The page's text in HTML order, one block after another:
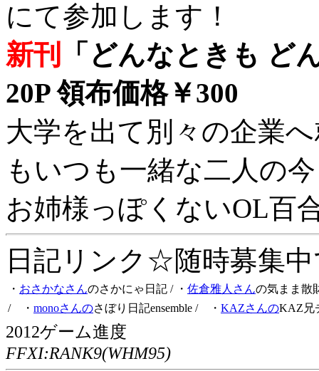
にて参加します！
新刊
「どんなときも ど
20P 領布価格￥300
大学を出て別々の企業
もいつも一緒な二人の
お姉様っぽくないOL百
日記リンク☆随時募集
・ おさかなさんのさかにゃ日記 / ・ 佐倉雅人さんの気まま散
/ ・ monoさんのさぼり日記ensemble / ・ KAZさんのKAZ兄
2012ゲーム進度
FFXI:RANK9(WHM95)